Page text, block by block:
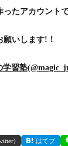
たアカウント
いします!！
習塾
はてブ